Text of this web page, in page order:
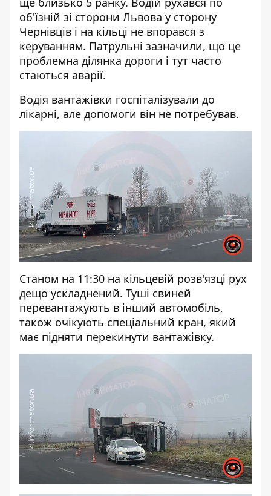
об'їзній зі сторони Львова у сторону
Чернівців і на кільці не впорався з
керуванням. Патрульні зазначили, що це
проблемна ділянка дороги і тут часто
стаються аварії.
Водія вантажівки госпіталізували до
лікарні, але допомоги він не потребував.
Станом на 11:30 на кільцевій розв'язці рух
дещо ускладнений. Туші свиней
перевантажують в інший автомобіль,
також очікують спеціальний кран, який
має підняти перекинути вантажівку.